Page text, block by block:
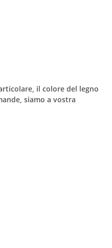
il colore del legno
siamo a vostra